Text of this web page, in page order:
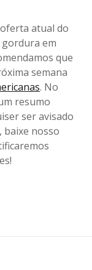
atual do
gordura em
que
semana
. No
resumo
ser avisado
nosso